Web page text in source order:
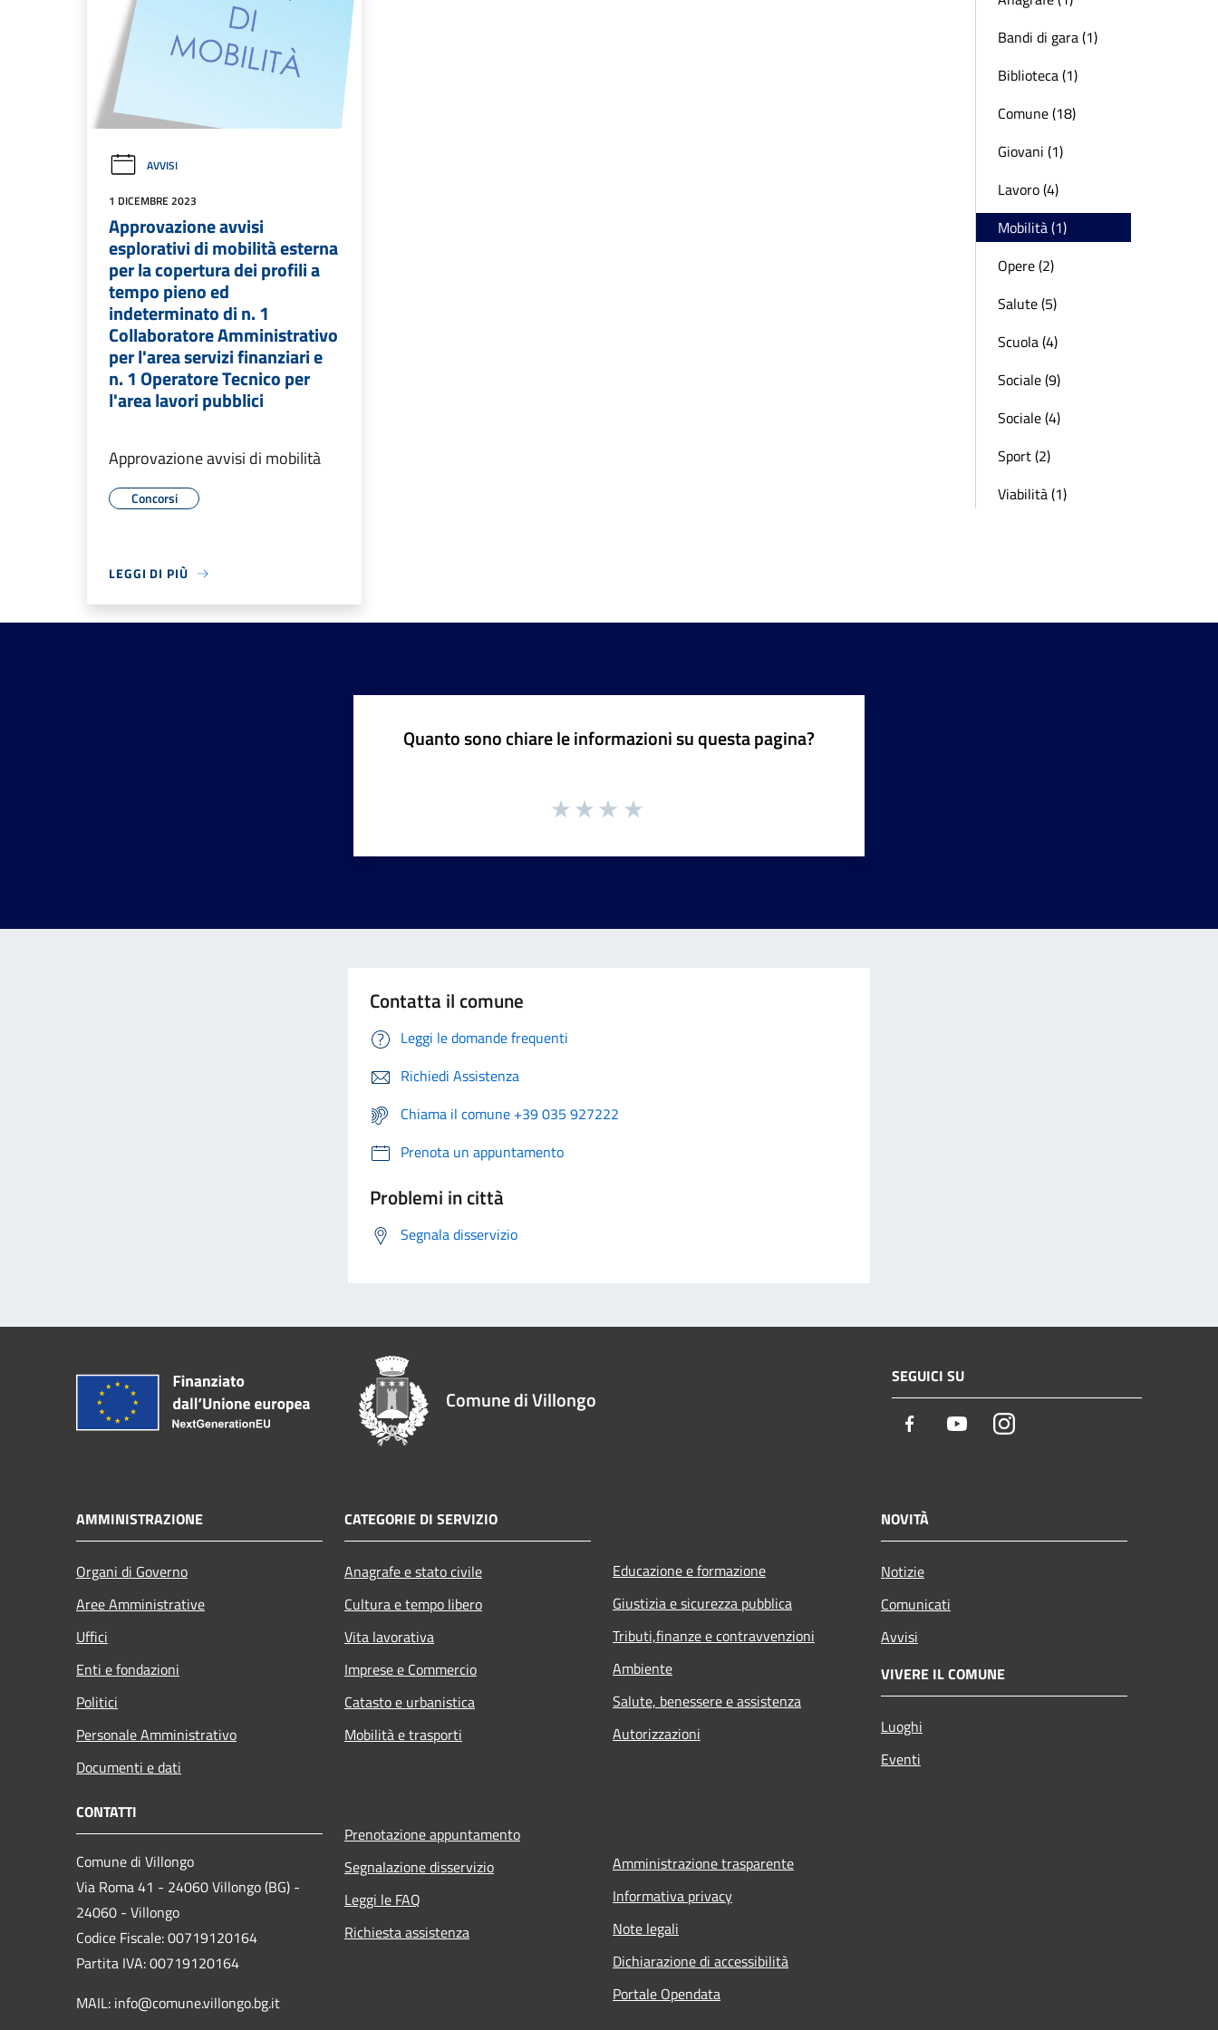
AVVISI
1 DICEMBRE 2023
Approvazione avvisi
esplorativi di mobilità esterna
per la copertura dei profili a
tempo pieno ed
indeterminato di n. 1
Collaboratore Amministrativo
per l'area servizi finanziari e
n. 1 Operatore Tecnico per
l'area lavori pubblici
Approvazione avvisi di mobilità
Concorsi
LEGGI DI PIÙ
Bandi di gara (1)
Biblioteca (1)
Comune (18)
Giovani (1)
Lavoro (4)
Mobilità (1)
Opere (2)
Salute (5)
Scuola (4)
Sociale (9)
Sociale (4)
Sport (2)
Viabilità (1)
Quanto sono chiare le informazioni su questa pagina?
Contatta il comune
Leggi le domande frequenti
Richiedi Assistenza
Chiama il comune +39 035 927222
Prenota un appuntamento
Problemi in città
Segnala disservizio
Comune di Villongo
SEGUICI SU
Facebook YoutubeInstagram
AMMINISTRAZIONE
Organi di Governo
Aree Amministrative
Uffici
Enti e fondazioni
Politici
Personale Amministrativo
Documenti e dati
CATEGORIE DI SERVIZIO
Anagrafe e stato civile
Cultura e tempo libero
Vita lavorativa
Imprese e Commercio
Catasto e urbanistica
Mobilità e trasporti
Educazione e formazione
Giustizia e sicurezza pubblica
Tributi,finanze e contravvenzioni
Ambiente
Salute, benessere e assistenza
Autorizzazioni
NOVITÀ
Notizie
Comunicati
Avvisi
VIVERE IL COMUNE
Luoghi
Eventi
CONTATTI
Comune di Villongo
Via Roma 41 - 24060 Villongo (BG) -
24060 - Villongo
Codice Fiscale: 00719120164
Partita IVA: 00719120164
MAIL: info@comune.villongo.bg.it
Prenotazione appuntamento
Segnalazione disservizio
Leggi le FAQ
Richiesta assistenza
Amministrazione trasparente
Informativa privacy
Note legali
Dichiarazione di accessibilità
Portale Opendata